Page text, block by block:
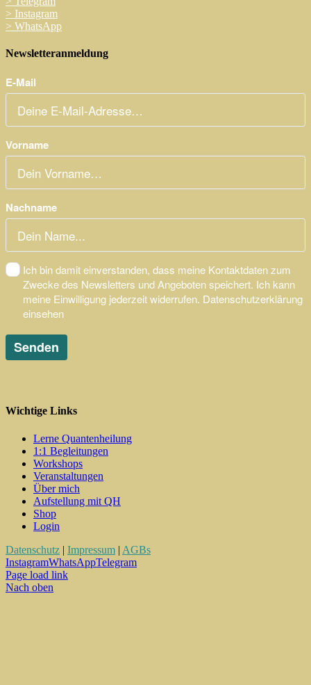
> Instagram
> WhatsApp
Newsletteranmeldung
Wichtige Links
Lerne Quantenheilung
1:1 Begleitungen
Workshops
Veranstaltungen
Über mich
Aufstellung mit QH
Shop
Login
Datenschutz | Impressum | AGBs
InstagramWhatsAppTelegram
Page load link
Nach oben